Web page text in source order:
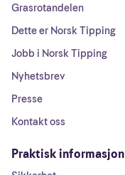
Grasrotandelen
Dette er Norsk Tipping
Jobb i Norsk Tipping
Nyhetsbrev
Presse
Kontakt oss
Praktisk informasjon